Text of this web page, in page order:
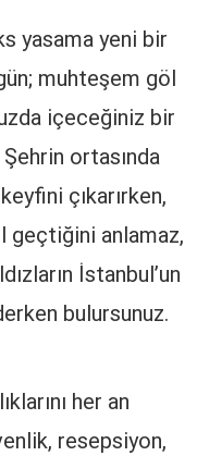
yasama yeni bir
muhteşem göl
içeceğiniz bir
ortasında
çıkarırken,
geçtiğini anlamaz,
İstanbul’un
bulursunuz.
her an
resepsiyon,